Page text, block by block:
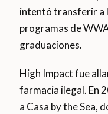
intentó transferir a
programas de
graduaciones.
High Impact fue
farmacia ilegal. En
a Casa by the Sea,